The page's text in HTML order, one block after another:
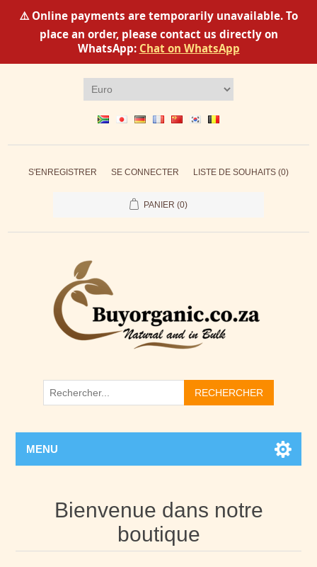
⚠️ Online payments are temporarily unavailable. To
place an order, please contact us directly on
WhatsApp: Chat on WhatsApp
S'ENREGISTRER SE CONNECTER LISTE DE SOUHAITS (0)
PANIER (0)
RECHERCHER
MENU
Bienvenue dans notre
boutique